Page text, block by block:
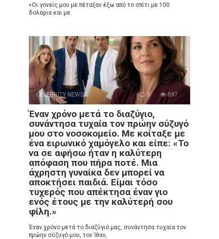
«Οι γονείς μου με πέταξαν έξω από το σπίτι με 100
δολάρια και με
CELEBRITY NEWS 0 897
Έναν χρόνο μετά το διαζύγιο,
συνάντησα τυχαία τον πρώην σύζυγό
μου στο νοσοκομείο. Με κοίταξε με
ένα ειρωνικό χαμόγελο και είπε: «Το
να σε αφήσω ήταν η καλύτερη
απόφαση που πήρα ποτέ. Μια
άχρηστη γυναίκα δεν μπορεί να
αποκτήσει παιδιά. Είμαι τόσο
τυχερός που απέκτησα έναν γιο
ενός έτους με την καλύτερή σου
φίλη.»
Έναν χρόνο μετά το διαζύγιό μας, συνάντησα τυχαία τον
πρώην σύζυγό μου, τον Ίθαν,